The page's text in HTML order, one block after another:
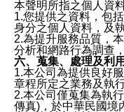
本聲明所指之個人資
1.您提供之資料，包
身分之個人資料，及
2.為提升服務品質，
分析和網路行為調查
六、蒐集、處理及利
1.本公司為提供良好
章程所定之業務及執
2.本公司僅蒐集為執
傳真)，於中華民國境